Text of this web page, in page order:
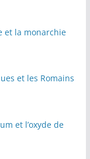
et la monarchie
et les Romains
et l’oxyde de